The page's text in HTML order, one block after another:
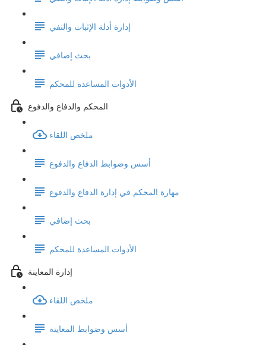
إدارة أدلة الإثبات والنفي
بحث إضافي
الأدوات المساعدة للمحكم
المحكم والدفاع والدفوع
ملخص اللقاء
أسس وضوابط الدفاع والدفوع
مهارة المحكم في إدارة الدفاع والدفوع
بحث إضافي
الأدوات المساعدة للمحكم
إدارة المعاينة
ملخص اللقاء
أسس وضوابط المعاينة